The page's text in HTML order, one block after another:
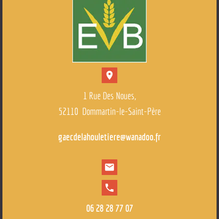
location_on
1 Rue Des Noues,
52110 Dommartin-le-Saint-Père
gaecdelahouletiere@wanadoo.fr
mail
local_phone
06 28 28 77 07